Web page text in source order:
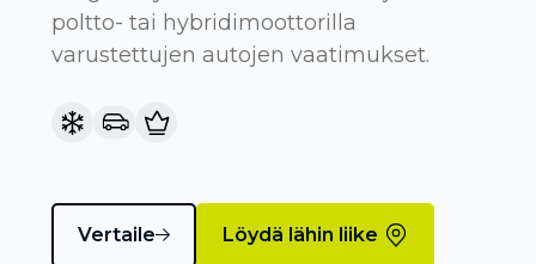
poltto- tai hybridimoottorilla
varustettujen autojen vaatimukset.
Vertaile Löydä lähin liike